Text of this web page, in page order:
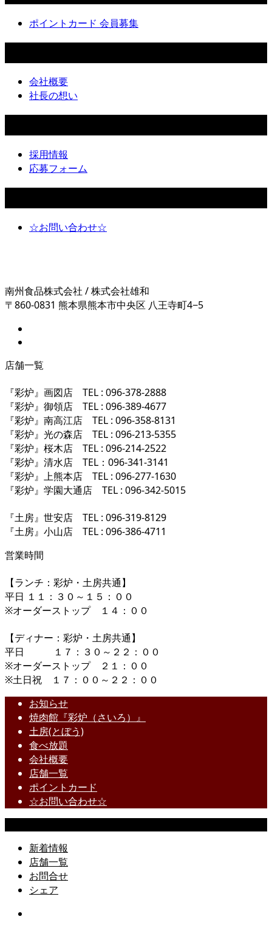
ポイントカード 会員募集
会社概要
社長の想い
採用情報
応募フォーム
☆お問い合わせ☆
南州食品株式会社 / 株式会社雄和
〒860-0831 熊本県熊本市中央区 八王寺町4−5
店舗一覧
『彩炉』画図店 TEL : 096-378-2888
『彩炉』御領店 TEL : 096-389-4677
『彩炉』南高江店 TEL : 096-358-8131
『彩炉』光の森店 TEL : 096-213-5355
『彩炉』桜木店 TEL : 096-214-2522
『彩炉』清水店 TEL：096-341-3141
『彩炉』上熊本店 TEL : 096-277-1630
『彩炉』学園大通店 TEL : 096-342-5015
『土房』世安店 TEL : 096-319-8129
『土房』小山店 TEL : 096-386-4711
営業時間
【ランチ：彩炉・土房共通】
平日 １１：３０～１５：００
※オーダーストップ １４：００
【ディナー：彩炉・土房共通】
平日 １７：３０～２２：００
※オーダーストップ ２１：００
※土日祝 １７：００～２２：００
お知らせ
焼肉館『彩炉（さいろ）』
土房(とぼう)
食べ放題
会社概要
店舗一覧
ポイントカード
☆お問い合わせ☆
新着情報
店舗一覧
お問合せ
シェア